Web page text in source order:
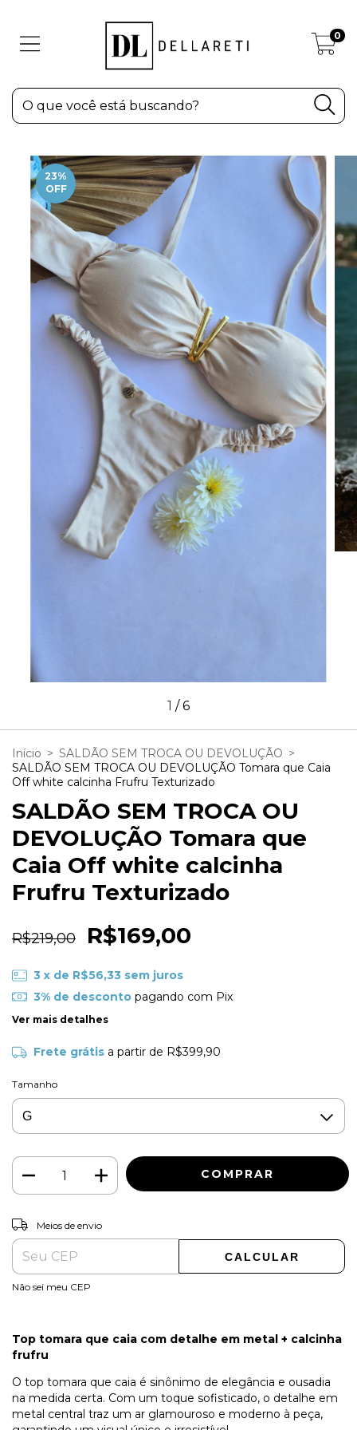
0
23%
OFF
1 /6
Início > SALDÃO SEM TROCA OU DEVOLUÇÃO >
SALDÃO SEM TROCA OU DEVOLUÇÃO Tomara que Caia
Off white calcinha Frufru Texturizado
SALDÃO SEM TROCA OU
DEVOLUÇÃO Tomara que
Caia Off white calcinha
Frufru Texturizado
R$219,00 R$169,00
3 x de R$56,33 sem juros
3% de descontopagando com Pix
Ver mais detalhes
Frete grátis a partir de R$399,90
Tamanho
Entregas para o CEP:
Meios de envio
CALCULAR
Não sei meu CEP
Top tomara que caia com detalhe em metal + calcinha
frufru
O top tomara que caia é sinônimo de elegância e ousadia
na medida certa. Com um toque sofisticado, o detalhe em
metal central traz um ar glamouroso e moderno à peça,